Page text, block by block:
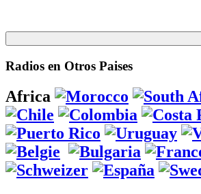
Radios en Otros Paises
Africa